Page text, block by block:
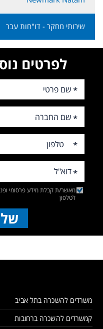
שירותי מחקר - דו"חות עבר
לפרטים
מאשר/ת קבלת מידע פרסומי
לטלפון
משרדים להשכרה בתל אביב
קמשרדים להשכרה ברחובות